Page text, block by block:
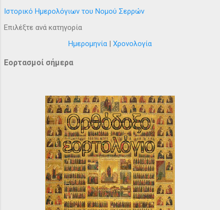
Ιστορικό Ημερολόγιων του Νομού Σερρών
Επιλέξτε ανά κατηγορία
Ημερομηνία | Χρονολογία
Εορτασμοί σήμερα